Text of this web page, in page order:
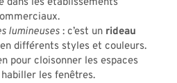
lumineuses: c’est un rideau
différents styles et couleurs.
pour cloisonner les espaces
les fenêtres.